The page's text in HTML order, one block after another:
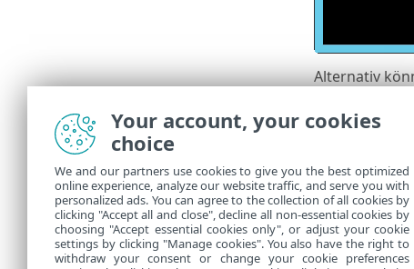
Alternativ
ESET
•
Wenn die
die Nachricht
Your account, your cookies
choice
We and our partners use cookies to give you the best optimized
online experience, analyze our website traffic, and serve you with
personalized ads. You can agree to the collection of all cookies by
clicking "Accept all and close", decline all non-essential cookies by
choosing "Accept essential cookies only", or adjust your cookie
settings by clicking "Manage cookies". You also have the right to
withdraw your consent or change your cookie preferences